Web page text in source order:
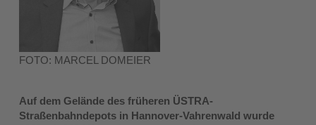
FOTO: MARCEL DOMEIER
Auf dem Gelände des früheren ÜSTRA-
Straßenbahndepots in Hannover-Vahrenwald wurde